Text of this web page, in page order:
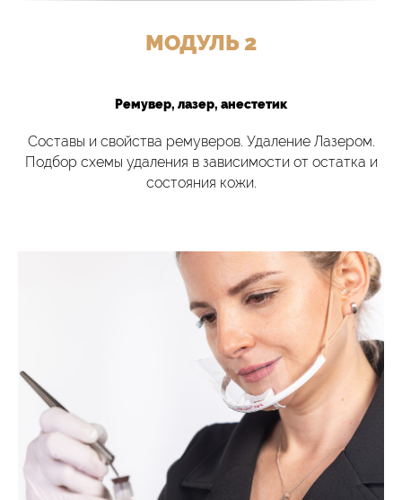
МОДУЛЬ 2
Ремувер, лазер, анестетик
Составы и свойства ремуверов. Удаление Лазером.
Подбор схемы удаления в зависимости от остатка и
состояния кожи.